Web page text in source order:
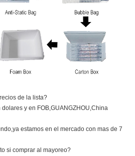
de la lista?
y en FOB,GUANGZHOU,China
estamos en el mercado con mas de 7
si comprar al mayoreo?